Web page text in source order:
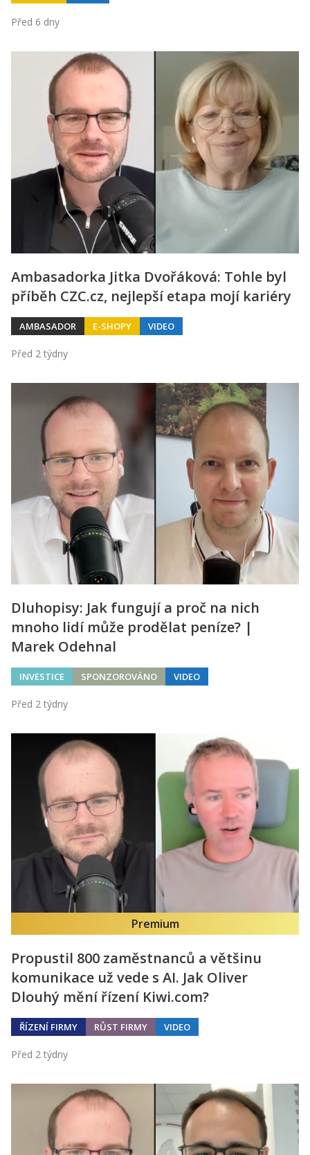
Před 6 dny
Ambasadorka Jitka Dvořáková: Tohle byl
příběh CZC.cz, nejlepší etapa mojí kariéry
AMBASADOR E-SHOPY VIDEO
Před 2 týdny
Dluhopisy: Jak fungují a proč na nich
mnoho lidí může prodělat peníze? |
Marek Odehnal
INVESTICE SPONZOROVÁNO VIDEO
Před 2 týdny
Premium
Propustil 800 zaměstnanců a většinu
komunikace už vede s AI. Jak Oliver
Dlouhý mění řízení Kiwi.com?
ŘÍZENÍ FIRMY RŮST FIRMY VIDEO
Před 2 týdny